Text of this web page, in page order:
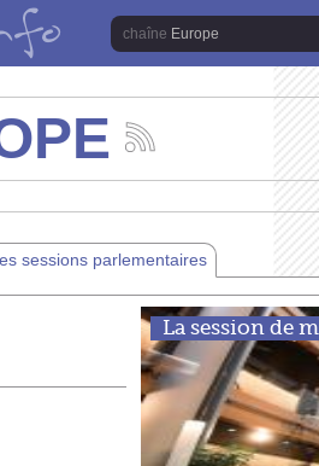
Europe
les
de
chaîne
Europe
sessions parlementaires
La session de